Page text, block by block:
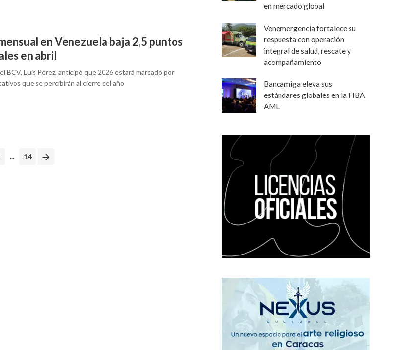
en Venezuela baja 2,5 puntos
en abril
BCV, Luis Pérez, anticipó que 2026 estará marcado por
que se percibirán al cierre del año
... 14
en mercado global
Venemergencia fortalece su
respuesta con operación
integral de salud, rescate y
acompañamiento
Bancamiga eleva sus
estándares globales en la FIBA
AML